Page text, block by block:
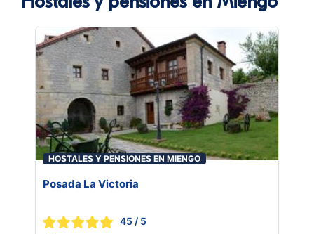
HOSTALES Y PENSIONES EN MIENGO
Posada La Victoria
45 / 5